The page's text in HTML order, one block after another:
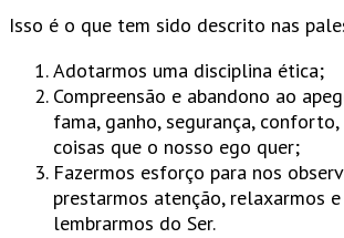
Isso é o que tem sido descrito nas
Adotarmos uma disciplina ética;
Compreensão e abandono ao
fama, ganho, segurança,
coisas que o nosso ego quer;
Fazermos esforço para nos
prestarmos atenção, relaxarmos
lembrarmos do Ser.